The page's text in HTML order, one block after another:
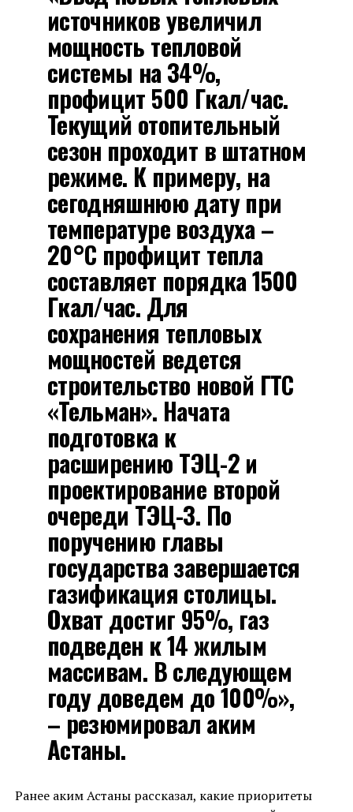
источников увеличил
мощность тепловой
системы на 34%,
профицит 500 Гкал/час.
Текущий отопительный
сезон проходит в штатном
режиме. К примеру, на
сегодняшнюю дату при
температуре воздуха –
20°C профицит тепла
составляет порядка 1500
Гкал/час. Для
сохранения тепловых
мощностей ведется
строительство новой ГТС
«Тельман». Начата
подготовка к
расширению ТЭЦ-2 и
проектирование второй
очереди ТЭЦ-3. По
поручению главы
государства завершается
газификация столицы.
Охват достиг 95%, газ
подведен к 14 жилым
массивам. В следующем
году доведем до 100%»,
– резюмировал аким
Астаны.
Ранее аким Астаны рассказал, какие приоритеты